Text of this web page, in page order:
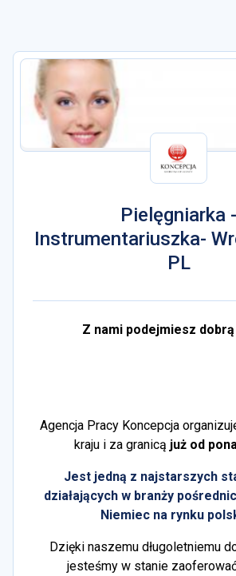
Pielęgniarka -
Instrumentariuszka-
PL
Z nami podejmiesz
Agencja Pracy Koncepcja
kraju i za granicą już od
Jest jedną z najstarszych
działających w branży
Niemiec na rynku
Dzięki naszemu długoletniemu
jesteśmy w stanie